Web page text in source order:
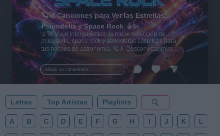
Añadir un comentario ...
🪐🚀 Canciones para Ver las Estrellas:
Psicodelia y Space Rock 🎸✨
🌌🚀 Viaje intergaláctico: la mejor selección de
psicodelia, space rock y atmósferas cósmicas para
tus noches de astronomía. 🪐🎸 Desconecta, mira
al firmamento y siente la gravedad cero. 💾 ¡Guarda
esta colección para tu próxima noche estrellada!
✨⭐
Letras Top Artistas Playlists
A B C D E F G H I J K L